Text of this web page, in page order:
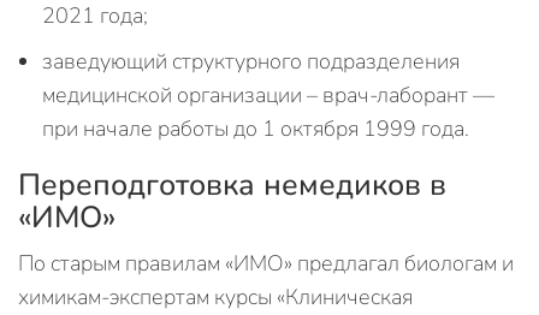
2021 года;
заведующий структурного подразделения
медицинской организации – врач-лаборант —
при начале работы до 1 октября 1999 года.
Переподготовка немедиков в
«ИМО»
По старым правилам «ИМО» предлагал биологам и
химикам-экспертам курсы «Клиническая